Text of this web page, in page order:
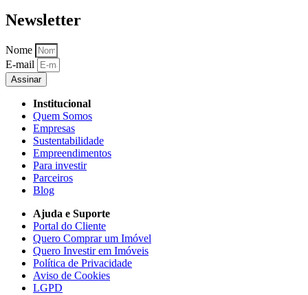
Newsletter
Nome
E-mail
Assinar
Institucional
Quem Somos
Empresas
Sustentabilidade
Empreendimentos
Para investir
Parceiros
Blog
Ajuda e Suporte
Portal do Cliente
Quero Comprar um Imóvel
Quero Investir em Imóveis
Política de Privacidade
Aviso de Cookies
LGPD